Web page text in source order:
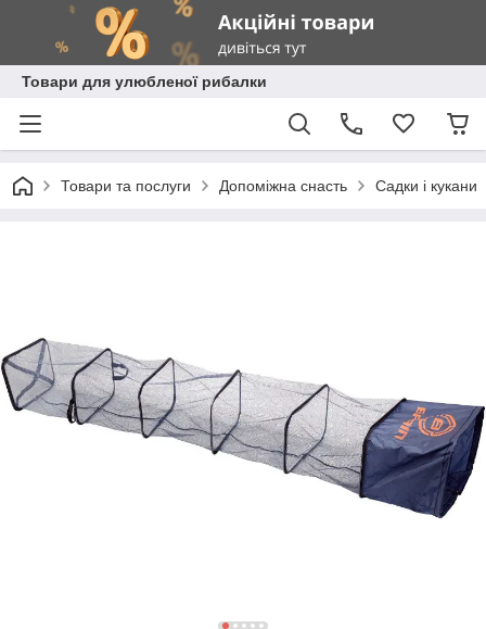
Товари для улюбленої рибалки
Товари та послуги Допоміжна снасть Садки і кукани